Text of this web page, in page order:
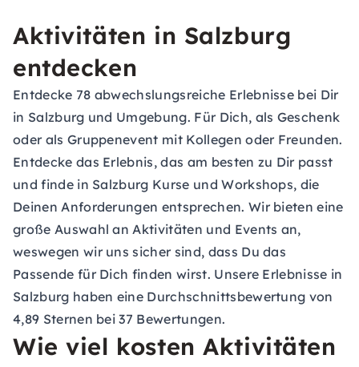
Aktivitäten in Salzburg
entdecken
Entdecke 78 abwechslungsreiche Erlebnisse bei Dir
in Salzburg und Umgebung. Für Dich, als Geschenk
oder als Gruppenevent mit Kollegen oder Freunden.
Entdecke das Erlebnis, das am besten zu Dir passt
und finde in Salzburg Kurse und Workshops, die
Deinen Anforderungen entsprechen. Wir bieten eine
große Auswahl an Aktivitäten und Events an,
weswegen wir uns sicher sind, dass Du das
Passende für Dich finden wirst. Unsere Erlebnisse in
Salzburg haben eine Durchschnittsbewertung von
4,89 Sternen bei 37 Bewertungen.
Wie viel kosten Aktivitäten